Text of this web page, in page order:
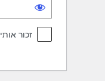
זכור אותי